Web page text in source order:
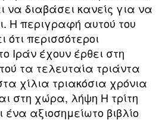
να διαβάσει κανείς για να
Η περιγραφή αυτού του
ότι περισσότεροι
Ιράν έχουν έρθει στη
τα τελευταία τριάντα
χίλια τριακόσια χρόνια
στη χώρα, λήψη Η τρίτη
ένα αξιοσημείωτο βιβλίο